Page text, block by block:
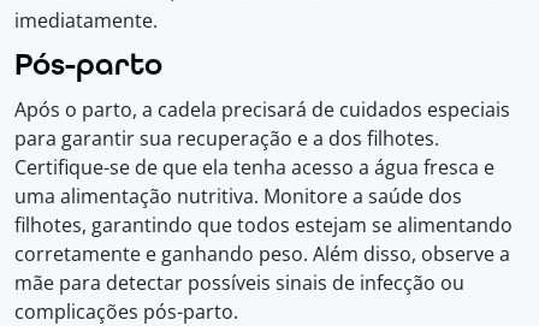
imediatamente.
Pós-parto
Após o parto, a cadela precisará de cuidados especiais
para garantir sua recuperação e a dos filhotes.
Certifique-se de que ela tenha acesso a água fresca e
uma alimentação nutritiva. Monitore a saúde dos
filhotes, garantindo que todos estejam se alimentando
corretamente e ganhando peso. Além disso, observe a
mãe para detectar possíveis sinais de infecção ou
complicações pós-parto.